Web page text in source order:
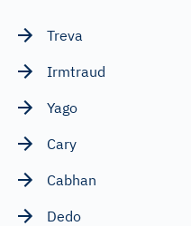
Treva
Irmtraud
Yago
Cary
Cabhan
Dedo